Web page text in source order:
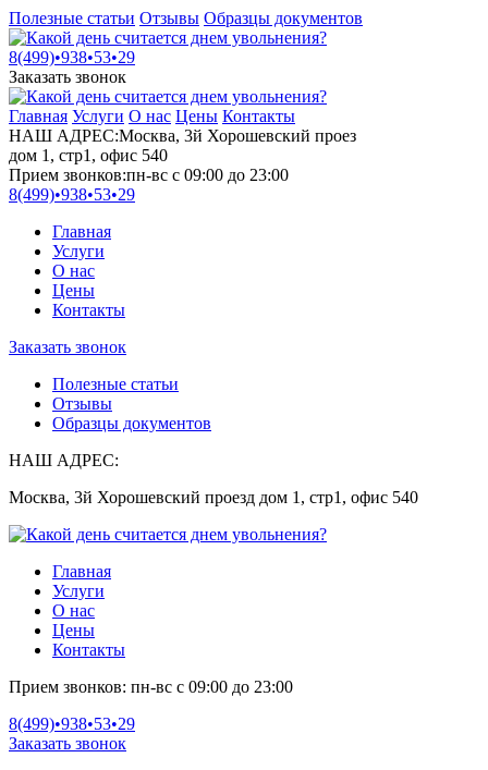
Полезные статьи Отзывы Образцы документов
8(499)•938•53•29
Заказать звонок
Главная Услуги О нас Цены Контакты
НАШ АДРЕС:Москва, 3й Хорошевский проез
дом 1, стр1, офис 540
Прием звонков:пн-вс с 09:00 до 23:00
8(499)•938•53•29
Главная
Услуги
О нас
Цены
Контакты
Заказать звонок
Полезные статьи
Отзывы
Образцы документов
НАШ АДРЕС:
Москва, 3й Хорошевский проезд дом 1, стр1, офис 540
Главная
Услуги
О нас
Цены
Контакты
Прием звонков: пн-вс с 09:00 до 23:00
8(499)•938•53•29
Заказать звонок